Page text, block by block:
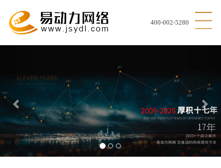
400-002-5280
Previous